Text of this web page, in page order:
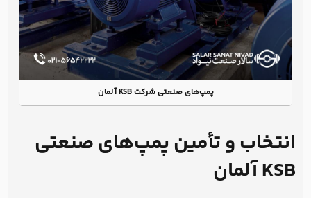
پمپ‌های صنعتی شرکت KSB آلمان
انتخاب و تأمین پمپ‌های صنعتی
KSB آلمان